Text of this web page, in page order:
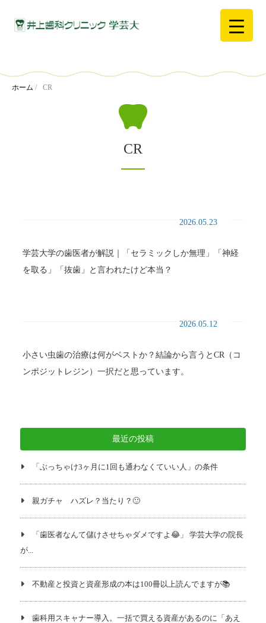
ホーム / CR
CR
2026.05.23
学芸大学の歯医者が解説｜「セラミックしか無理」「神経
を取る」「抜歯」と言われたけど本当？
2026.05.12
小さい虫歯の治療は何がベストか？結論から言うとCR（コ
ンポジットレジン）一択だと思っています。
最近の投稿
「ぶっちゃけ3ヶ月に1回も通わなくていい人」の条件
親ガチャ ハズレ？当たり？🙂
「歯医者なんて儲けさせちゃダメですよ😂」 学芸大学の院長
が...
不動産と投資と資産形成の本は100冊以上読んでますが📚️
歯科用スキャナー導入。一括で買える資産があるのに「あえ